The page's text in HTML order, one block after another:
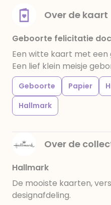
Over de kaart
Geboorte felicitatie
Een witte kaart met
Een lief klein meisje
Geboorte Papier
Hallmark
Over de
Hallmark
De mooiste kaarten,
designafdeling.